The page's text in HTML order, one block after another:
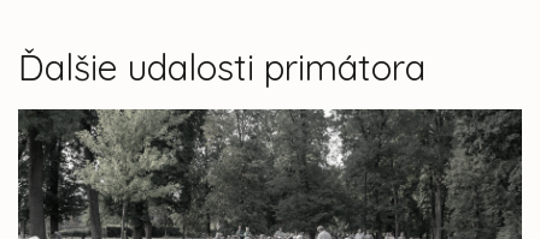
Ďalšie udalosti primátora